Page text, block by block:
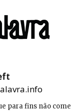
para fins não